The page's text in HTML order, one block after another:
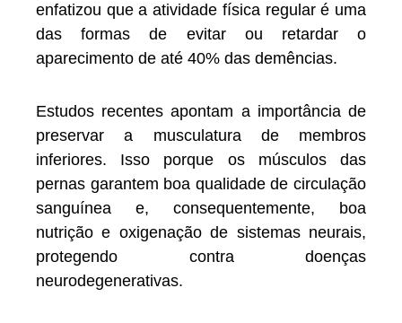
enfatizou que a atividade física regular é uma
das formas de evitar ou retardar o
aparecimento de até 40% das demências.
Estudos recentes apontam a importância de
preservar a musculatura de membros
inferiores. Isso porque os músculos das
pernas garantem boa qualidade de circulação
sanguínea e, consequentemente, boa
nutrição e oxigenação de sistemas neurais,
protegendo contra doenças
neurodegenerativas.